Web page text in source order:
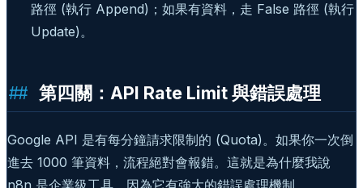
路徑 (執行 Append)；如果有資料，走 False 路徑 (執行
Update)。
第四關：API Rate Limit 與錯誤處理
Google API 是有每分鐘請求限制的 (Quota)。如果你一次倒
進去 1000 筆資料，流程絕對會報錯。這就是為什麼我說